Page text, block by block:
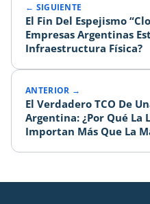
← SIGUIENTE
El Fin Del Espejismo
Empresas Argentinas
Infraestructura Física?
ANTERIOR →
El Verdadero TCO De
Argentina: ¿Por Qué La
Importan Más Que La